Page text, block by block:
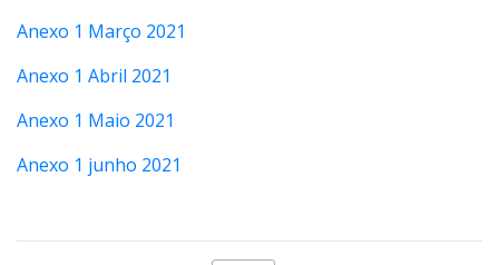
Anexo 1 Março 2021
Anexo 1 Abril 2021
Anexo 1 Maio 2021
Anexo 1 junho 2021